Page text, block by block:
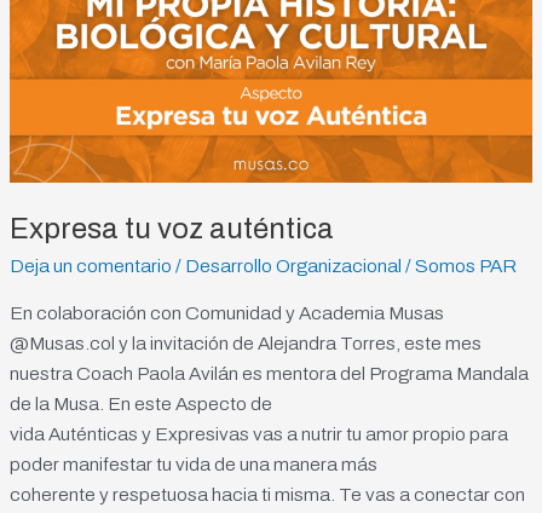
Expresa tu voz auténtica
Deja un comentario / Desarrollo Organizacional /Somos PAR
En colaboración con Comunidad y Academia Musas
@Musas.col y la invitación de Alejandra Torres, este mes
nuestra Coach Paola Avilán es mentora del Programa Mandala
de la Musa. En este Aspecto de
vida Auténticas y Expresivas vas a nutrir tu amor propio para
poder manifestar tu vida de una manera más
coherente y respetuosa hacia ti misma. Te vas a conectar con